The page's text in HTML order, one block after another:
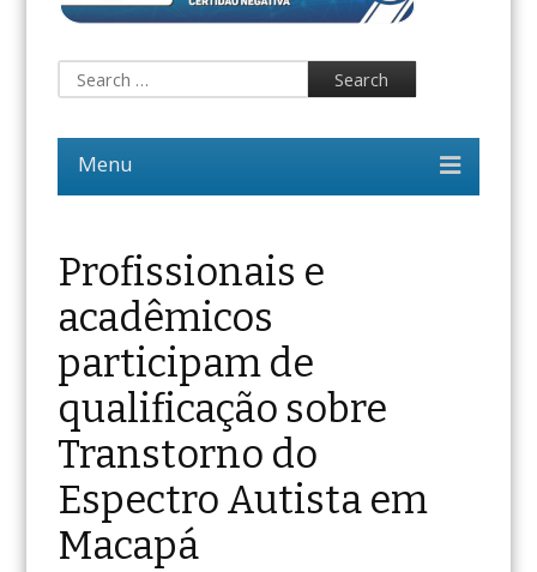
Profissionais e
acadêmicos
participam de
qualificação sobre
Transtorno do
Espectro Autista em
Macapá